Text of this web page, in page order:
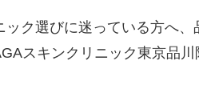
ク選びに迷っている方へ、
スキンクリニック東京品